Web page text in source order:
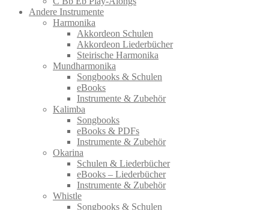
Andere Instrumente
Harmonika
Akkordeon Schulen
Akkordeon Liederbücher
Steirische Harmonika
Mundharmonika
Songbooks & Schulen
eBooks
Instrumente & Zubehör
Kalimba
Songbooks
eBooks & PDFs
Instrumente & Zubehör
Okarina
Schulen & Liederbücher
eBooks – Liederbücher
Instrumente & Zubehör
Whistle
Songbooks & Schulen